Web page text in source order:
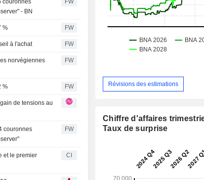
couronnes
- BN
FW
% FW
à l'achat FW
norvégiennes
FW
% FW
couronnes
FW
et le premier
CI
Révisions des estimations
Chiffre d'affaires
Taux de surprise